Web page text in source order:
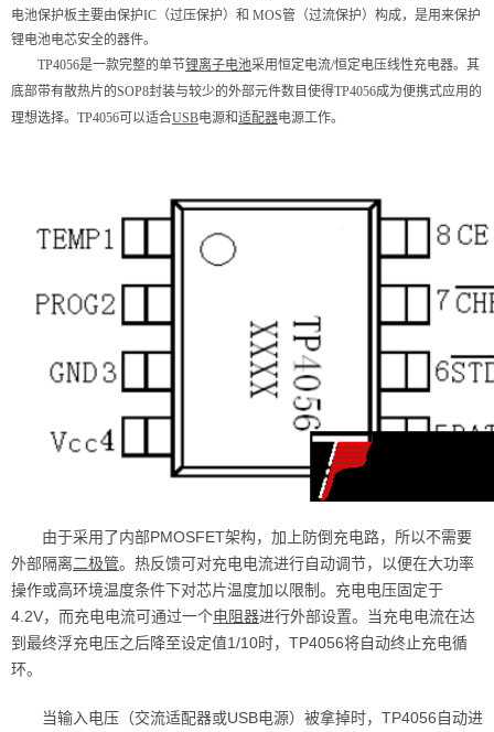
电池保护板主要由保护IC（过压保护）和 MOS管（过流保护）构成，是⽤来保护
锂电池电芯安全的器件。
TP4056是一款完整的单节锂离子电池采用恒定电流/恒定电压线性充电器。其
底部带有散热片的SOP8封装与较少的外部元件数目使得TP4056成为便携式应用的
理想选择。TP4056可以适合USB电源和适配器电源工作。
由于采用了内部PMOSFET架构，加上防倒充电路，所以不需要
外部隔离二极管。热反馈可对充电电流进行自动调节，以便在大功率
操作或高环境温度条件下对芯片温度加以限制。充电电压固定于
4.2V，而充电电流可通过一个电阻器进行外部设置。当充电电流在达
到最终浮充电压之后降至设定值1/10时，TP4056将自动终止充电循
环。
当输入电压（交流适配器或USB电源）被拿掉时，TP4056自动进